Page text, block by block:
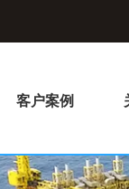
客户案例